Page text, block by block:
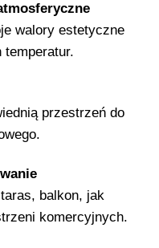
walory estetyczne
temperatur.
przestrzeń do
taras, balkon, jak
komercyjnych.